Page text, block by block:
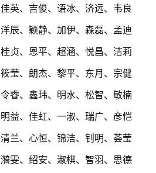
佳英、吉俊、语冰、济远、韦良
洋辰、颖静、加伊、森磊、孟迪
桂贞、恩平、超涵、悦昌、洁莉
筱莹、朗杰、黎平、东月、宗健
令睿、鑫玮、明水、松智、敏楠
明益、佳虹、一淑、瑞广、彦恺
清兰、心恒、锦洁、钊明、荟莹
漪雯、绍安、淑棋、智羽、思德